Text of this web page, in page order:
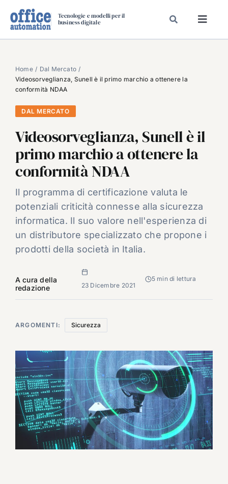
Tecnologie e modelli per il
business digitale
SPECIAL PAPER
TAVOLE ROTONDE DI REDAZIONE
DAL MERCATO
VIDEO
EVENTI
CHI SIAMO
Home
Dal Mercato
Videosorveglianza, Sunell è il primo marchio a ottenere la
conformità NDAA
DAL MERCATO
Videosorveglianza, Sunell è il
primo marchio a ottenere la
conformità NDAA
Il programma di certificazione valuta le
potenziali criticità connesse alla sicurezza
informatica. Il suo valore nell'esperienza di
un distributore specializzato che propone i
prodotti della società in Italia.
A cura della
redazione
23 Dicembre 2021
5 min di lettura
ARGOMENTI: Sicurezza